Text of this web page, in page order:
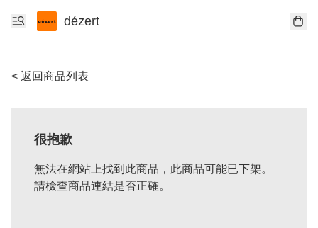
dézert
< 返回商品列表
很抱歉
無法在網站上找到此商品，此商品可能已下架。
請檢查商品連結是否正確。